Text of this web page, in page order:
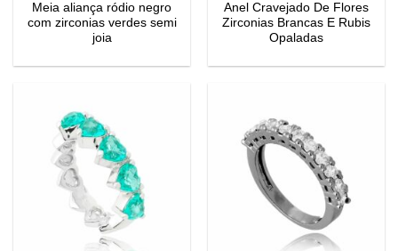
Meia aliança ródio negro
com zirconias verdes semi
joia
Anel Cravejado De Flores
Zirconias Brancas E Rubis
Opaladas